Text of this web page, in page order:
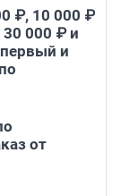
₽, 10 000 ₽
000 ₽ и
и
от